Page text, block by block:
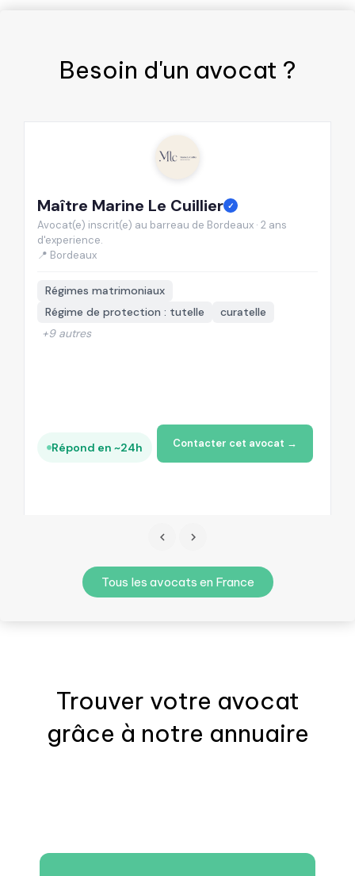
Besoin d'un avocat ?
Maître Marine Le Cuillier ✓
Avocat(e) inscrit(e) au barreau de Bordeaux · 2 ans
d'experience.
📍 Bordeaux
Régimes matrimoniaux
Régime de protection : tutelle
curatelle
+9 autres
Répond en ~24h Contacter cet avocat →
Tous les avocats en France
Trouver votre avocat
grâce à notre annuaire